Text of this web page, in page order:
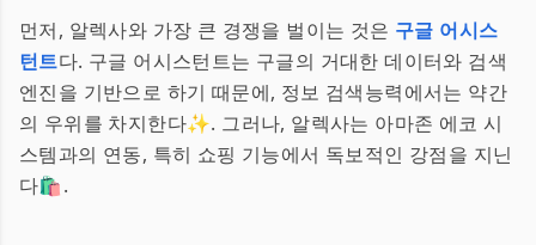
먼저, 알렉사와 가장 큰 경쟁을 벌이는 것은 구글 어시스
턴트다. 구글 어시스턴트는 구글의 거대한 데이터와 검색
엔진을 기반으로 하기 때문에, 정보 검색능력에서는 약간
의 우위를 차지한다✨. 그러나, 알렉사는 아마존 에코 시
스템과의 연동, 특히 쇼핑 기능에서 독보적인 강점을 지닌
다🛍️.